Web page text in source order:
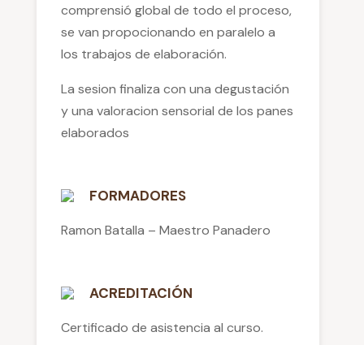
comprensió global de todo el proceso,
se van propocionando en paralelo a
los trabajos de elaboración.
La sesion finaliza con una degustación
y una valoracion sensorial de los panes
elaborados
FORMADORES
Ramon Batalla – Maestro Panadero
ACREDITACIÓN
Certificado de asistencia al curso.